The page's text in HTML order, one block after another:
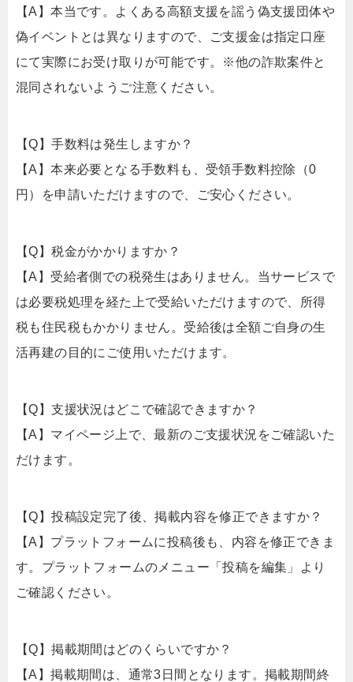
【A】本当です。よくある高額支援を謡う偽支援団体や
偽イベントとは異なりますので、ご支援金は指定口座
にて実際にお受け取りが可能です。※他の詐欺案件と
混同されないようご注意ください。
【Q】手数料は発生しますか？
【A】本来必要となる手数料も、受領手数料控除（0
円）を申請いただけますので、ご安心ください。
【Q】税金がかかりますか？
【A】受給者側での税発生はありません。当サービスで
は必要税処理を経た上で受給いただけますので、所得
税も住民税もかかりません。受給後は全額ご自身の生
活再建の目的にご使用いただけます。
【Q】支援状況はどこで確認できますか？
【A】マイページ上で、最新のご支援状況をご確認いた
だけます。
【Q】投稿設定完了後、掲載内容を修正できますか？
【A】プラットフォームに投稿後も、内容を修正できま
す。プラットフォームのメニュー「投稿を編集」より
ご確認ください。
【Q】掲載期間はどのくらいですか？
【A】掲載期間は、通常3日間となります。掲載期間終